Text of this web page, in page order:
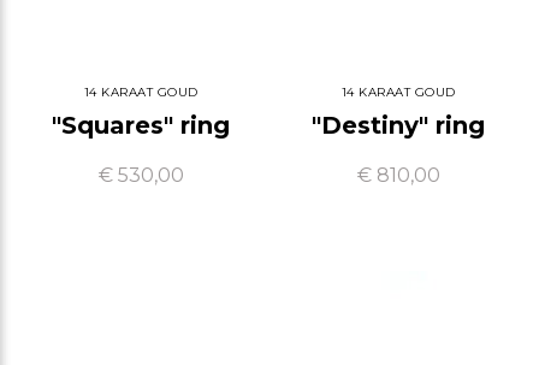
14 KARAAT GOUD
"Squares" ring
€ 530,00
14 KARAAT GOUD
"Destiny" ring
€ 810,00